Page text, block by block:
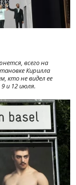
всего на
Кирилла
кто не видел ее
и 12 июля.